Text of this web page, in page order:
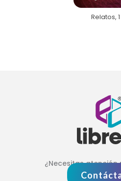
Relatos, 1
¿Necesitas atención